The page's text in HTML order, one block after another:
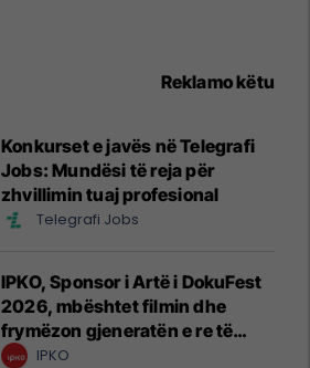
Reklamo këtu
Konkurset e javës në Telegrafi
Jobs: Mundësi të reja për
zhvillimin tuaj profesional
Telegrafi Jobs
IPKO, Sponsor i Artë i DokuFest
2026, mbështet filmin dhe
frymëzon gjeneratën e re të
krijuesve
IPKO